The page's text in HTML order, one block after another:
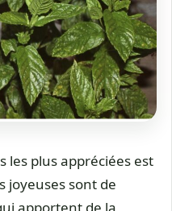
les plus appréciées est
joyeuses sont de